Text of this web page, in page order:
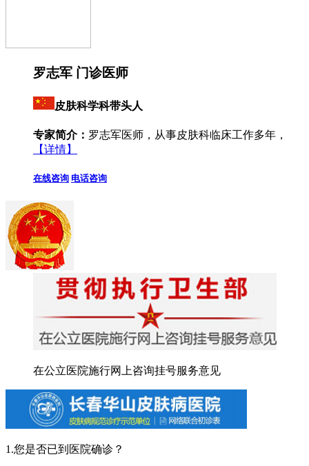
罗志军 门诊医师
皮肤科学科带头人
专家简介： 罗志军医师，从事皮肤科临床工作多年，
【详情】
在线咨询 电话咨询
在公立医院施行网上咨询挂号服务意见
1.您是否已到医院确诊？